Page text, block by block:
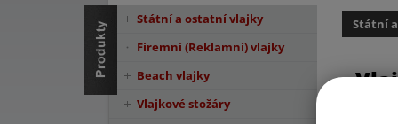
Státní
Státní a ostatní vlajky
Firemní (Reklamní) vlajky
Beach vlajky
Vlajkové stožáry